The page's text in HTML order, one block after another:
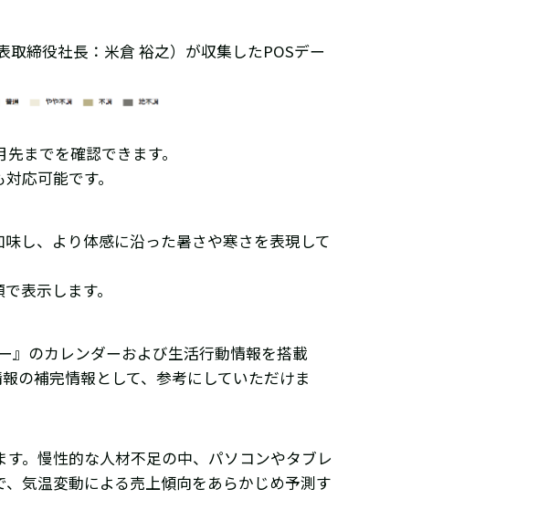
取締役社長：米倉 裕之）が収集したPOSデー
までを確認できます。
応可能です。
し、より体感に沿った暑さや寒さを表現して
表示します。
』のカレンダーおよび生活行動情報を搭載
の補完情報として、参考にしていただけま
。慢性的な人材不足の中、パソコンやタブレ
気温変動による売上傾向をあらかじめ予測す